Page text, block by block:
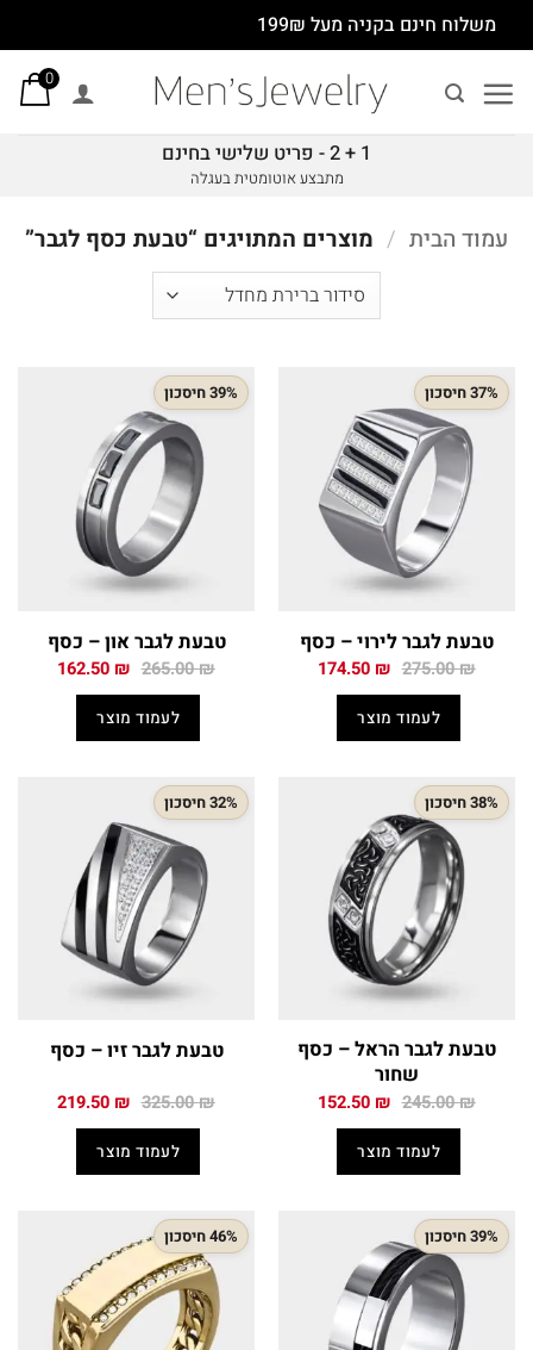
Skip
to
content
משלוח חינם בקניה מעל 199₪
0
1 + 2 - פריט שלישי בחינם
מתבצע אוטומטית בעגלה
עמוד הבית / מוצרים המתויגים “טבעת כסף לגבר”
37% חיסכון
טבעת לגבר לירוי – כסף
275.00₪ המחיר
275.00 ₪.
174.50 ₪ המחיר
לעמוד מוצר
39% חיסכון
טבעת לגבר און – כסף
265.00₪ המחיר
265.00 ₪.
162.50 ₪ המחיר
לעמוד מוצר
38% חיסכון
טבעת לגבר הראל – כסף
שחור
245.00₪ המחיר
245.00 ₪.
152.50 ₪ המחיר
לעמוד מוצר
32% חיסכון
טבעת לגבר זיו – כסף
325.00₪ המחיר
325.00 ₪.
219.50 ₪ המחיר
לעמוד מוצר
39% חיסכון 46% חיסכון